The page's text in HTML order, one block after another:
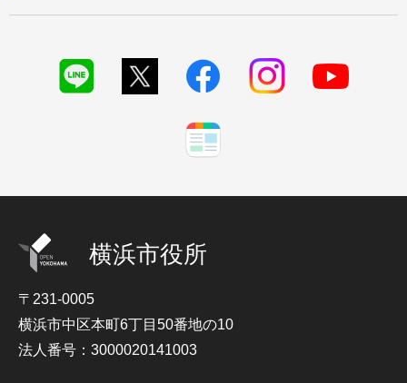
横浜市役所
〒231-0005
横浜市中区本町6丁目50番地の10
法人番号：3000020141003